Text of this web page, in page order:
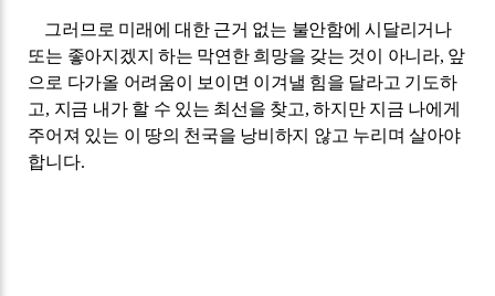
그러므로 미래에 대한 근거 없는 불안함에 시달리거나
또는 좋아지겠지 하는 막연한 희망을 갖는 것이 아니라, 앞
으로 다가올 어려움이 보이면 이겨낼 힘을 달라고 기도하
고, 지금 내가 할 수 있는 최선을 찾고,하지만 지금 나에게
주어져 있는 이 땅의 천국을 낭비하지 않고 누리며 살아야
합니다.